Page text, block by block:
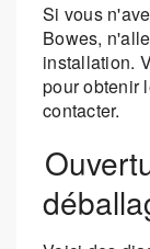
Si vous
Bowes,
installation.
pour obtenir
contacter.